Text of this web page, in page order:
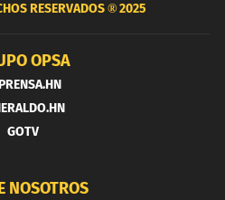
RESERVADOS ®2025
OPSA
GOTV
NOSOTROS